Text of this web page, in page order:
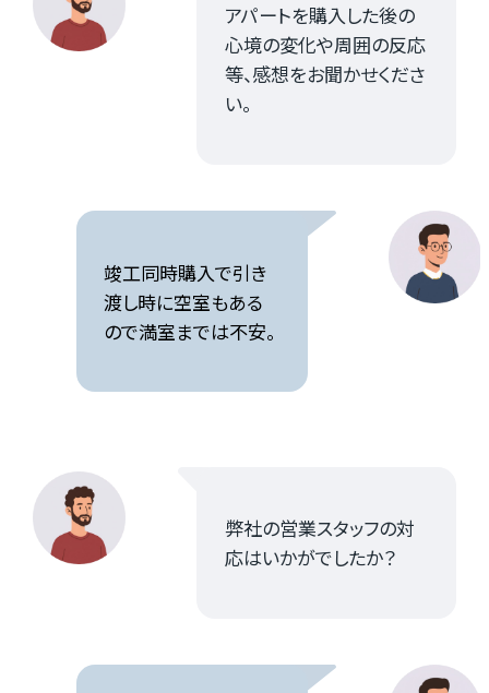
アパートを購入した後の
心境の変化や周囲の反応
等、感想をお聞かせくださ
い。
竣工同時購入で引き
渡し時に空室もある
ので満室までは不安。
弊社の営業スタッフの対
応はいかがでしたか？